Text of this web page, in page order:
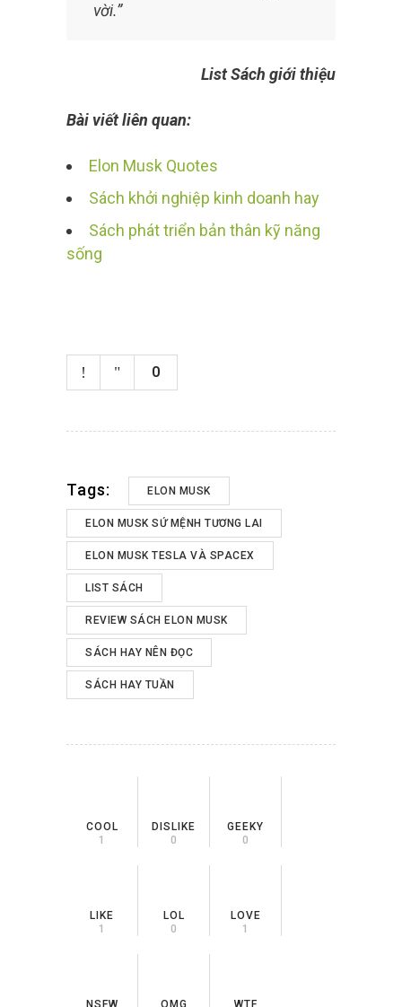
vời.”
List Sách giới thiệu
Bài viết liên quan:
Elon Musk Quotes
Sách khởi nghiệp kinh doanh hay
Sách phát triển bản thân kỹ năng
sống
0
Tags: ELON MUSK
ELON MUSK SỨ MỆNH TƯƠNG LAI
ELON MUSK TESLA VÀ SPACEX
LIST SÁCH
REVIEW SÁCH ELON MUSK
SÁCH HAY NÊN ĐỌC
SÁCH HAY TUẦN
COOL
1
DISLIKE
0
GEEKY
0
LIKE
1
LOL
0
LOVE
1
NSFW OMG WTF